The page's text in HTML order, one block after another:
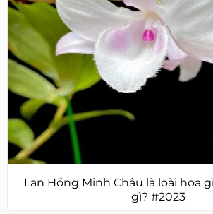
Lan Hồng Minh Châu là loài hoa
gì? #2023